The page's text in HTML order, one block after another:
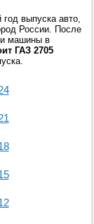
выпуска авто,
России. После
машины в
ГАЗ 2705